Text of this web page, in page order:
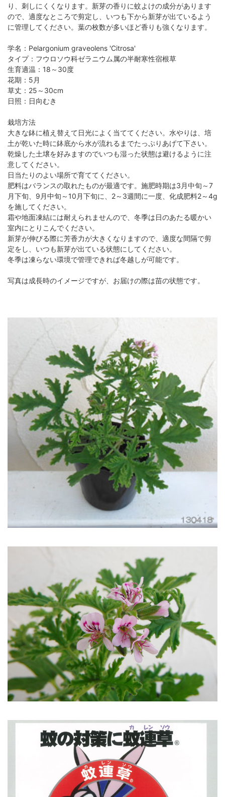
り、刺しにくくなります。新芽の香りに蚊よけの成分があります
ので、適度なところで剪定し、いつも下から新芽が出ているよう
に管理してください。葉の枚数が多いほど香りも強くなります。
学名：Pelargonium graveolens 'Citrosa'
タイプ：フウロソウ科ゼラニウム属の半耐寒性宿根草
生育適温：18～30度
花期：5月
草丈：25～30cm
日照：日向むき
栽培方法
大きな鉢に植え替えて日光によく当ててください。水やりは、培
土が乾いた時に鉢底から水が流れるまでたっぷりあげて下さい。
乾燥した土壌を好みますのでいつも湿った状態は避けるように注
意してください。
日当たりのよい場所で育ててください。
肥料はバランスの取れたものが最適です。施肥時期は3月中旬～7
月下旬、9月中旬～10月下旬に、2～3週間に一度、化成肥料2～4g
を施してください。
霜や地面凍結には耐えられませんので、冬季は日のあたる暖かい
室内にとりこんでください。
新芽が伸びる際に芳香力が大きくなりますので、適度な間隔で剪
定をし、いつも新芽が出ている状態にしてください。
冬季は凍らない環境で管理できれば冬越しが可能です。
写真は成長時のイメージですが、お届けの際は苗の状態です。